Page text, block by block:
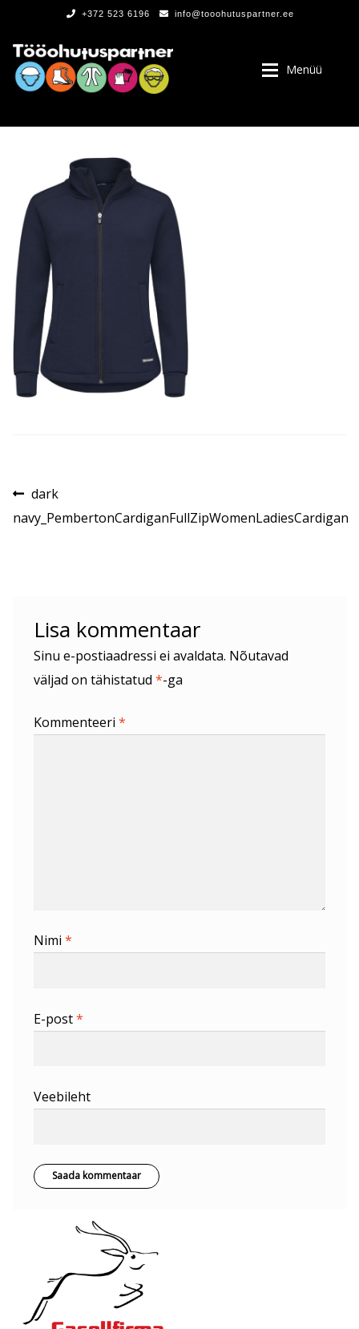
+372 523 6196 info@tooohutuspartner.ee
Menüü
Navigeerimine
Eelmine
postitus:
dark
navy_PembertonCardiganFullZipWomenLadiesCardigan
Lisa kommentaar
Sinu e-postiaadressi ei avaldata. Nõutavad
väljad on tähistatud *-ga
Kommenteeri *
Nimi *
E-post*
Veebileht